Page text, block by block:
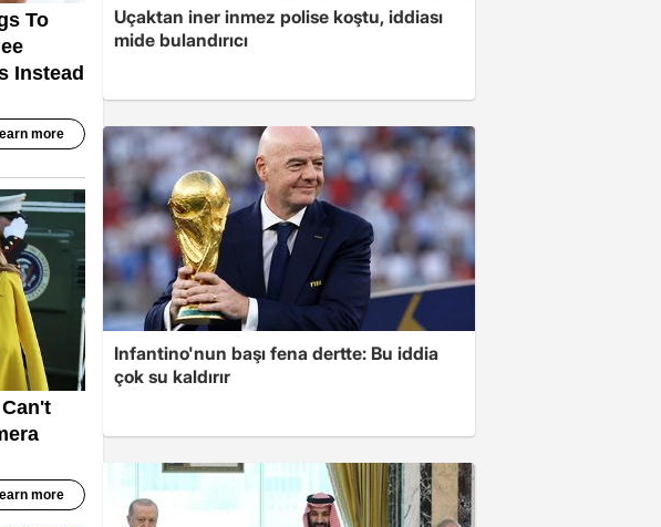
Uçaktan iner inmez polise koştu, iddiası
mide bulandırıcı
Infantino'nun başı fena dertte: Bu iddia
çok su kaldırır